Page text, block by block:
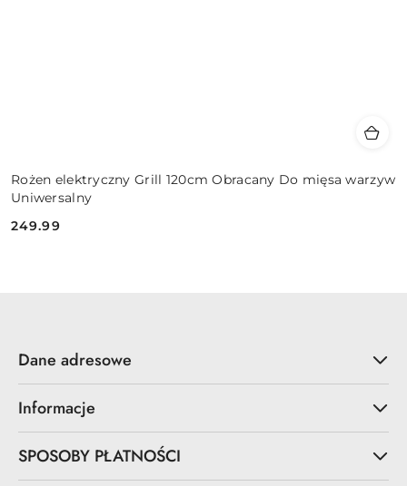
Rożen elektryczny Grill 120cm Obracany Do mięsa warzyw
Uniwersalny
Cena:
249.99
Dane adresowe
Informacje
SPOSOBY PŁATNOŚCI